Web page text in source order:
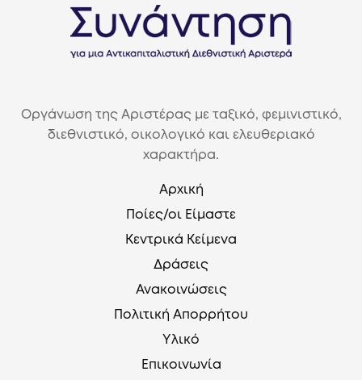
Οργάνωση της Αριστέρας με ταξικό, φεμινιστικό,
διεθνιστικό, οικολογικό και ελευθεριακό
χαρακτήρα.
Αρχική
Ποίες/οι Είμαστε
Κεντρικά Κείμενα
Δράσεις
Ανακοινώσεις
Πολιτική Απορρήτου
Υλικό
Επικοινωνία